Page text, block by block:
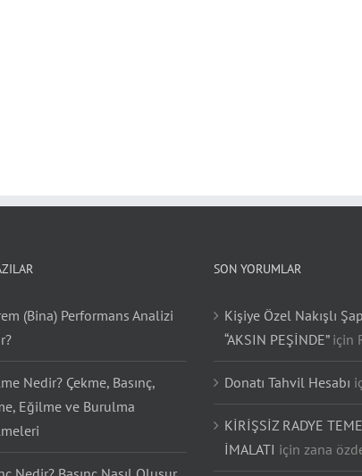
(Bina) Performans Analizi
Nedir? Çekme, Basınç,
Eğilme ve Burulma
SON YORUMLAR
Kişiye Özel Nakışlı
“AKSIN PEŞİNDE”için
Donatı Tahvil Hesabı
KİRİŞSİZ RADYE
İMALATI için zana